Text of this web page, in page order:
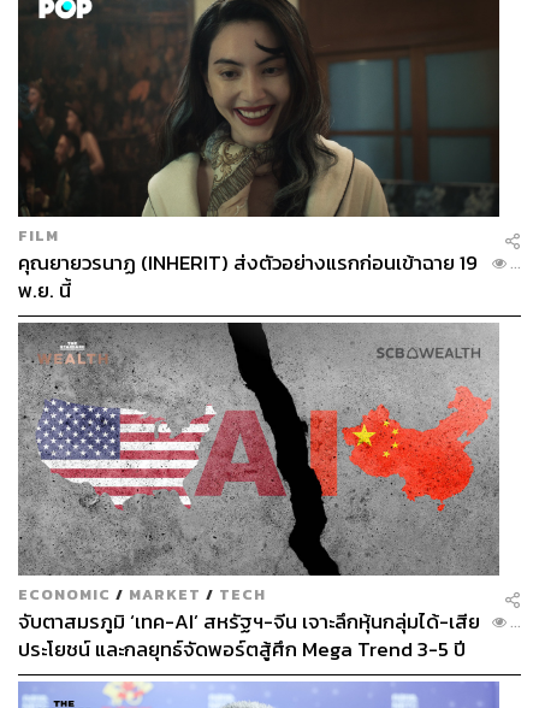
FILM
คุณยายวรนาฏ (INHERIT) ส่งตัวอย่างแรกก่อนเข้าฉาย 19
พ.ย. นี้
...
ECONOMIC / MARKET / TECH
จับตาสมรภูมิ ‘เทค-AI’ สหรัฐฯ-จีน เจาะลึกหุ้นกลุ่มได้-เสีย
ประโยชน์ และกลยุทธ์จัดพอร์ตสู้ศึก Mega Trend 3-5 ปี
ข้างหน้า
...